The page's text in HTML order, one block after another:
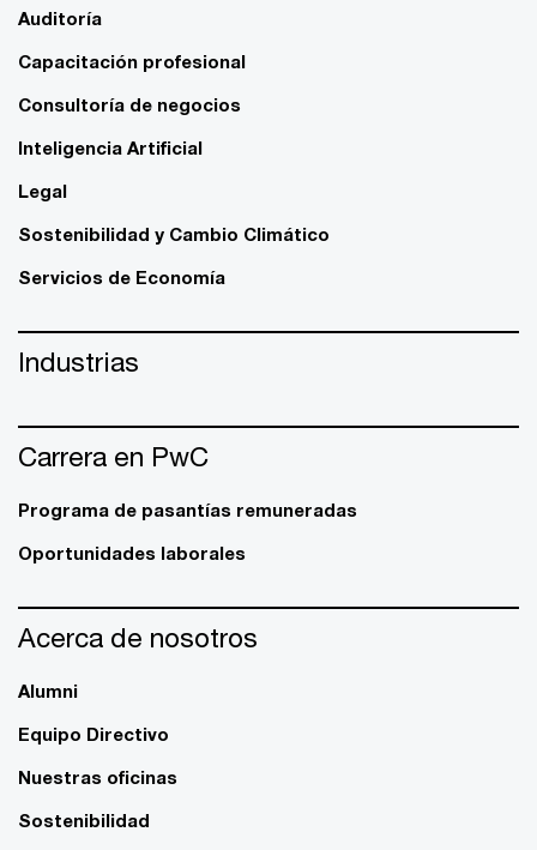
Auditoría
Capacitación profesional
Consultoría de negocios
Inteligencia Artificial
Legal
Sostenibilidad y Cambio Climático
Servicios de Economía
Industrias
Carrera en PwC
Programa de pasantías remuneradas
Oportunidades laborales
Acerca de nosotros
Alumni
Equipo Directivo
Nuestras oficinas
Sostenibilidad